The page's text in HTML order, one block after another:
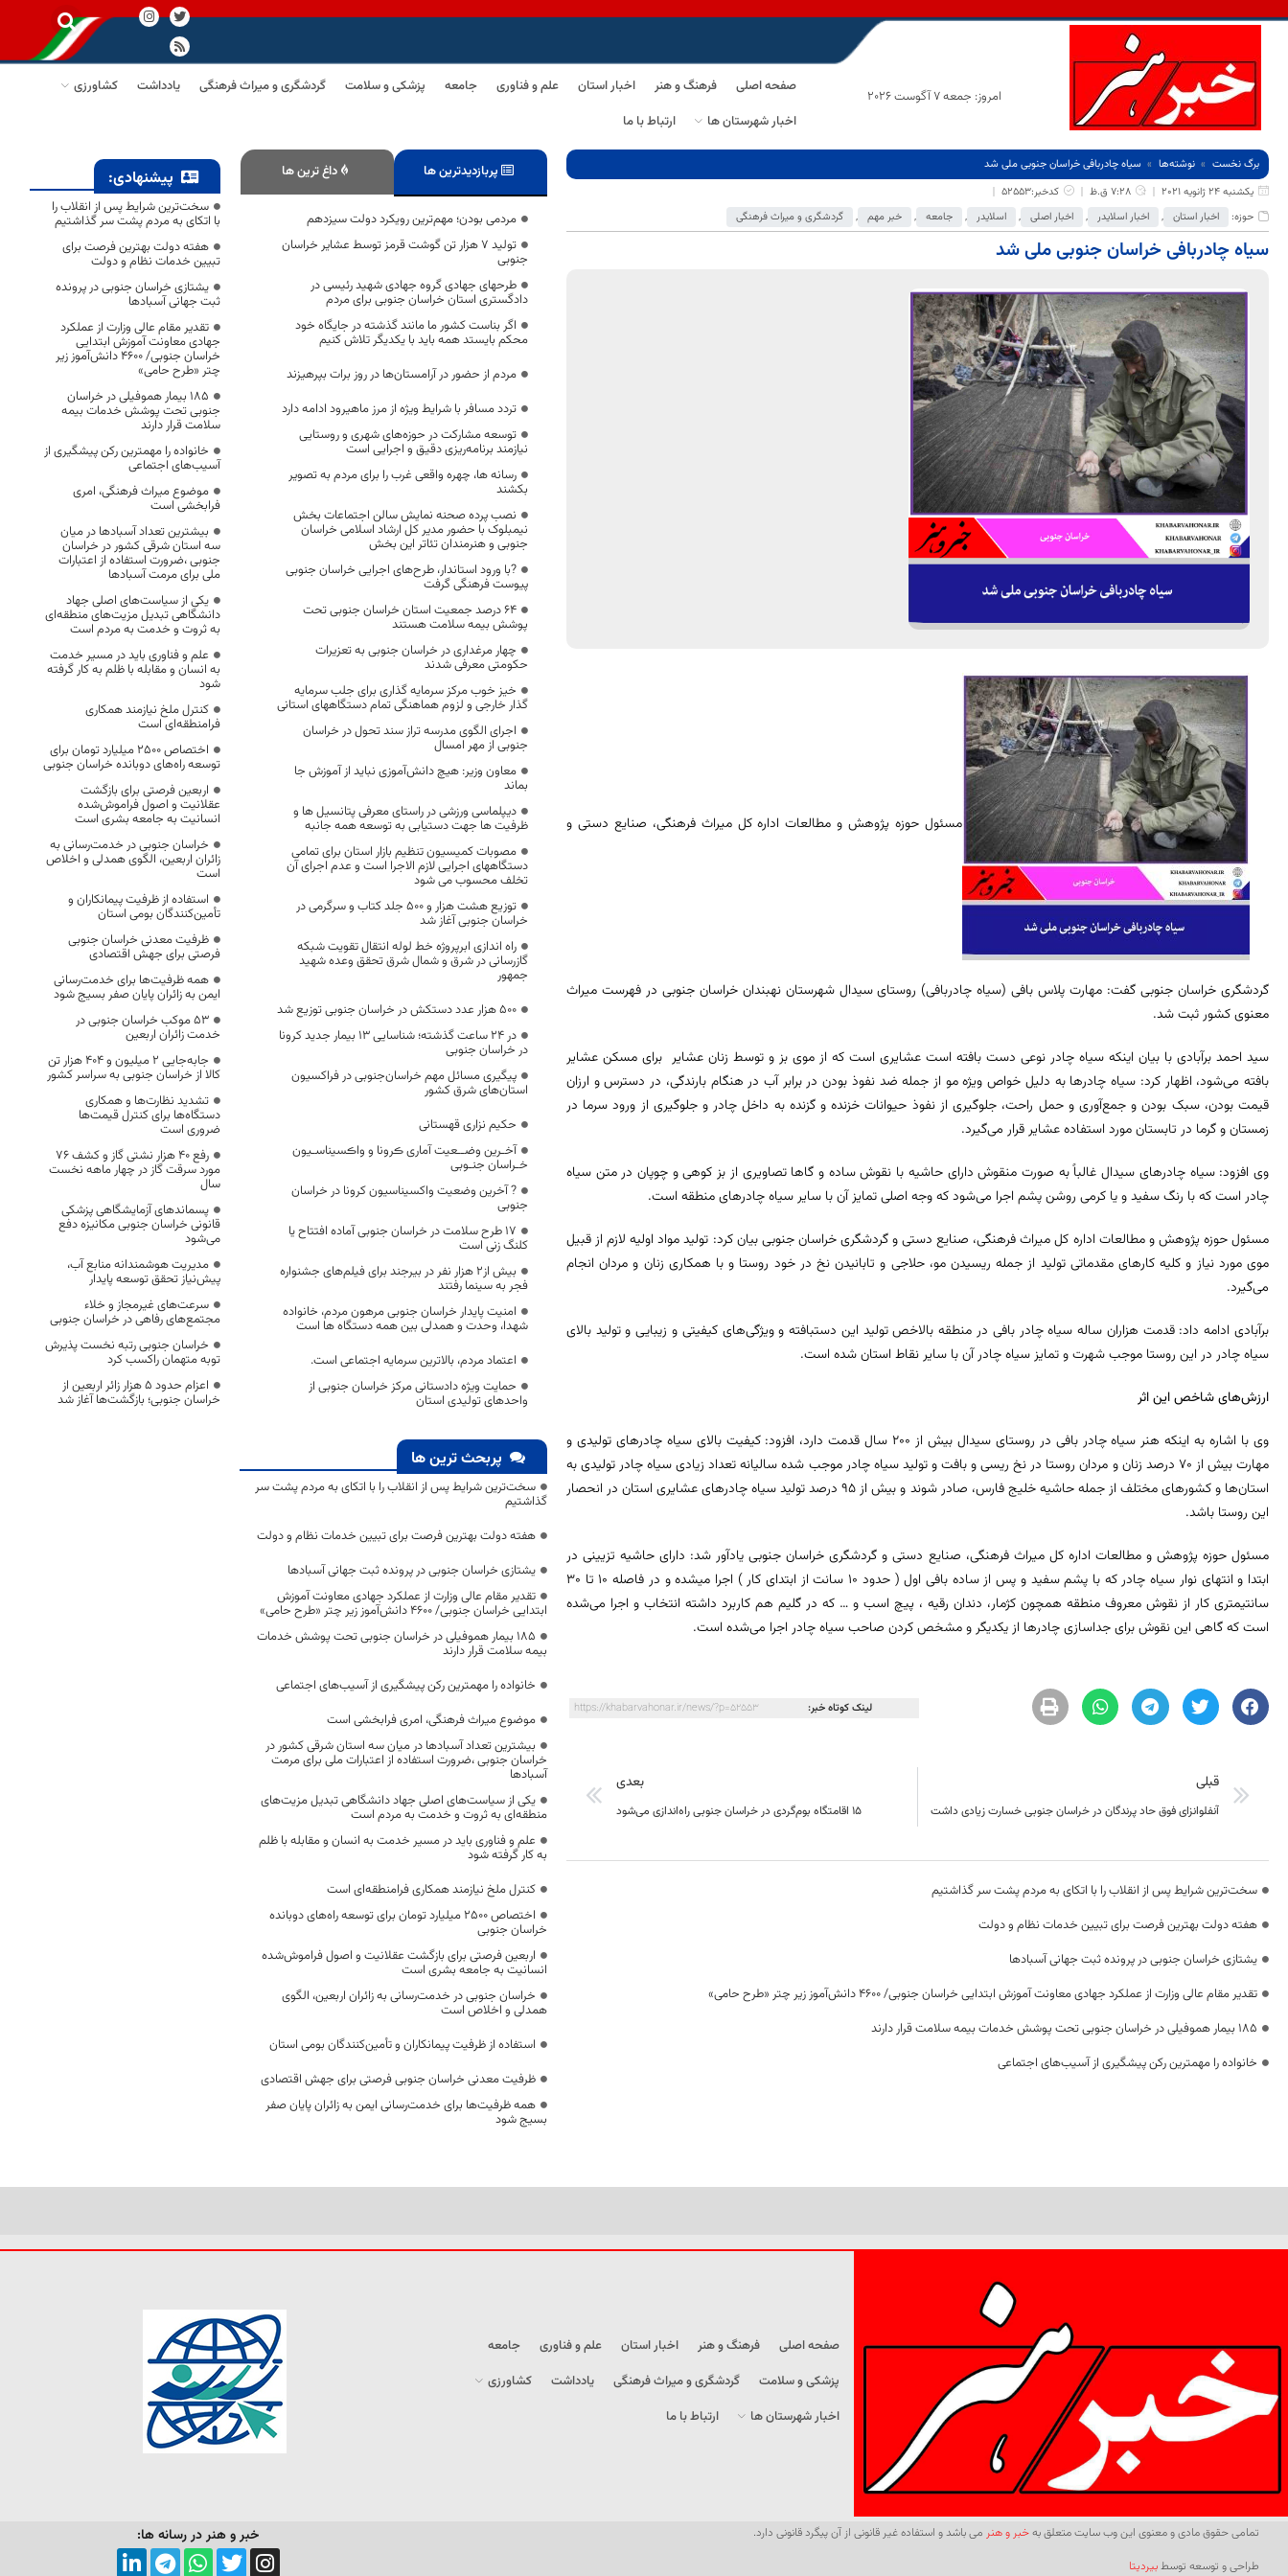
امروز: جمعه 7 آگوست 2026
صفحه اصلی فرهنگ و هنر اخبار استان علم و فناوری جامعه پزشکی و سلامت گردشگری و میراث فرهنگی یادداشت
کشاورزی
اخبار شهرستان ها
ارتباط با ما
برگ نخست نوشته‌ها
سیاه چادربافی خراسان جنوبی ملی شد
یکشنبه 24 ژانویه 2021
7:28 ق.ظ
کدخبر:52553
حوزه:
اخبار استان , اخبار اسلایدر , اخبار اصلی , اسلایدر , جامعه , خبر مهم , گردشگری و میراث فرهنگی
سیاه چادربافی خراسان جنوبی ملی شد
مسئول حوزه پژوهش و مطالعات اداره کل میراث فرهنگی، صنایع دستی و
گردشگری خراسان جنوبی گفت: مهارت پلاس بافی (سیاه چادربافی) روستای سیدال شهرستان نهبندان خراسان جنوبی در فهرست میراث
معنوی کشور ثبت شد.
سید احمد برآبادی با بیان اینکه سیاه چادر نوعی دست بافته است عشایری است که از موی بز و توسط زنان عشایر برای مسکن عشایر
بافته می‌شود، اظهار کرد: سیاه چادرها به دلیل خواص ویژه مو از جمله ضد نفوذ بودن در برابر آب در هنگام بارندگی، در دسترس و ارزان
قیمت بودن، سبک بودن و جمع‌آوری و حمل راحت، جلوگیری از نفوذ حیوانات خزنده و گزنده به داخل چادر و جلوگیری از ورود سرما در
زمستان و گرما در تابستان مورد استفاده عشایر قرار می‌گیرد.
وی افزود: سیاه چادرهای سیدال غالباً به صورت منقوش دارای حاشیه با نقوش ساده و گاها تصاویری از بز کوهی و چوپان در متن سیاه
چادر است که با رنگ سفید و یا کرمی روشن پشم اجرا می­‌شود که وجه اصلی تمایز آن با سایر سیاه چادرهای منطقه است.
مسئول حوزه پژوهش و مطالعات اداره کل میراث فرهنگی، صنایع دستی و گردشگری خراسان جنوبی بیان کرد: تولید مواد اولیه لازم از قبیل
موی مورد نیاز و کلیه کارهای مقدماتی تولید از جمله ریسیدن مو، حلاجی و تابانیدن نخ در خود روستا و با همکاری زنان و مردان انجام
می‌گیرد.
برآبادی ادامه داد: قدمت هزاران ساله سیاه چادر بافی در منطقه بالاخص تولید این دستبافته و ویژگی‌های کیفیتی و زیبایی و تولید بالای
سیاه چادر در این روستا موجب شهرت و تمایز سیاه چادر آن با سایر نقاط استان شده است.
ارزش‌های شاخص این اثر
وی با اشاره به اینکه هنر سیاه چادر بافی در روستای سیدال بیش از ۲۰۰ سال قدمت دارد، افزود: کیفیت بالای سیاه چادرهای تولیدی و
مهارت بیش از ۷۰ درصد زنان و مردان روستا در نخ ریسی و بافت و تولید سیاه چادر موجب شده سالیانه تعداد زیادی سیاه چادر تولیدی به
استان‌ها و کشورهای مختلف از جمله حاشیه خلیج فارس، صادر شوند و بیش از ۹۵ درصد تولید سیاه چادرهای عشایری استان در انحصار
این روستا باشد.
مسئول حوزه پژوهش و مطالعات اداره کل میراث فرهنگی، صنایع دستی و گردشگری خراسان جنوبی یادآور شد: دارای حاشیه تزیینی در
ابتدا و انتهای نوار سیاه چادر که با پشم سفید و پس از ساده بافی اول ( حدود ۱۰ سانت از ابتدای کار ) اجرا می­شده و در فاصله ۱۰ تا ۳۰
سانتیمتری کار از نقوش معروف منطقه همچون کژمار، دندان رقیه ، پیچ اسب و … که در گلیم هم کاربرد داشته انتخاب و اجرا می‌شده
است که گاهی این نقوش برای جداسازی چادرها از یکدیگر و مشخص کردن صاحب سیاه چادر اجرا می‌شده است.
لینک کوتاه خبر: https://khabarvahonar.ir/news/?p=52553
قبلی
آنفلوانزای فوق حاد پرندگان در خراسان جنوبی خسارت زیادی داشت
بعدی
۱۵ اقامتگاه بوم‌گردی در خراسان ‌جنوبی راه‌اندازی می‌شود
سخت‌ترین شرایط پس از انقلاب را با اتکای به مردم پشت سر گذاشتیم
هفته دولت بهترین فرصت برای تبیین خدمات نظام و دولت
یشتازی خراسان جنوبی در پرونده ثبت جهانی آسبادها
تقدیر مقام عالی وزارت از عملکرد جهادی معاونت آموزش ابتدایی خراسان جنوبی/ ۴۶۰۰ دانش‌آموز زیر چتر «طرح حامی»
۱۸۵ بیمار هموفیلی در خراسان جنوبی تحت پوشش خدمات بیمه سلامت قرار دارند
خانواده را مهمترین رکن پیشگیری از آسیب‌های اجتماعی
پربازدیدترین ها داغ ترین ها
مردمی بودن؛ مهم‌ترین رویکرد دولت سیزدهم
تولید 7 هزار تن گوشت قرمز توسط عشایر خراسان
جنوبی
طرحهای جهادی گروه جهادی شهید رئیسی در
دادگستری استان خراسان جنوبی برای مردم
اگر بناست کشور ما مانند گذشته در جایگاه خود
محکم بایستد همه باید با یکدیگر تلاش کنیم
مردم از حضور در آرامستان‌ها در روز برات بپرهیزند
تردد مسافر با شرایط ویژه از مرز ماهیرود ادامه دارد
توسعه مشارکت در حوزه‌های شهری و روستایی
نیازمند برنامه‌ریزی دقیق و اجرایی است
رسانه ها، چهره واقعی غرب را برای مردم به تصویر
بکشند
نصب پرده صحنه نمایش سالن اجتماعات بخش
نیمبلوک با حضور مدیر کل ارشاد اسلامی خراسان
جنوبی و هنرمندان تئاتر این بخش
?با ورود استاندار، طرح‌های اجرایی خراسان جنوبی
پیوست فرهنگی گرفت
۶۴ درصد جمعیت استان خراسان جنوبی تحت
پوشش بیمه سلامت هستند
چهار مرغداری در خراسان جنوبی به تعزیرات
حکومتی معرفی شدند
خیز خوب مرکز سرمایه گذاری برای جلب سرمایه
گذار خارجی و لزوم هماهنگی تمام دستگاههای استانی
اجرای الگوی مدرسه تراز سند تحول در خراسان
جنوبی از مهر امسال
معاون وزیر: هیچ دانش‌آموزی نباید از آموزش جا
بماند
دیپلماسی ورزشی در راستای معرفی پتانسیل ها و
ظرفیت ها جهت دستیابی به توسعه همه جانبه
مصوبات کمیسیون تنظیم بازار استان برای تمامی
دستگاههای اجرایی لازم الاجرا است و عدم اجرای آن
تخلف محسوب می شود
توزیع هشت هزار و ۵۰۰ جلد کتاب و سرگرمی در
خراسان جنوبی آغاز شد
راه اندازی ابرپروژه خط لوله انتقال تقویت شبکه
گازرسانی در شرق و شمال شرق تحقق وعده شهید
جمهور
۵۰۰ هزار عدد دستکش در خراسان جنوبی توزیع شد
در 24 ساعت گذشته؛ شناسایی 13 بیمار جدید کرونا
در خراسان جنوبی
پیگیری مسائل مهم خراسان‌جنوبی در فراکسیون
استان‌های شرق کشور
حکیم نزاری قهستانی
آخـرین وضــعیت آماری ڪرونا و واڪسیناسـیون
خـراسان جنـوبی
? آخرین وضعیت واکسیناسیون کرونا در خراسان
جنوبی
17 طرح سلامت در خراسان جنوبی آماده افتتاح یا
کلنگ زنی است
بیش از۲ هزار نفر در بیرجند برای فیلم‌های جشنواره
فجر به سینما رفتند
امنیت پایدار خراسان جنوبی مرهون مردم، خانواده
شهدا، وحدت و همدلی بین همه دستگاه ها است
اعتماد مردم، بالاترین سرمایه اجتماعی است.
حمایت ویژه دادستانی مرکز خراسان جنوبی از
واحدهای تولیدی استان
پربحث ترین ها
سخت‌ترین شرایط پس از انقلاب را با اتکای به مردم پشت سر
گذاشتیم
هفته دولت بهترین فرصت برای تبیین خدمات نظام و دولت
یشتازی خراسان جنوبی در پرونده ثبت جهانی آسبادها
تقدیر مقام عالی وزارت از عملکرد جهادی معاونت آموزش
ابتدایی خراسان جنوبی/ ۴۶۰۰ دانش‌آموز زیر چتر «طرح حامی»
۱۸۵ بیمار هموفیلی در خراسان جنوبی تحت پوشش خدمات
بیمه سلامت قرار دارند
خانواده را مهمترین رکن پیشگیری از آسیب‌های اجتماعی
موضوع میراث فرهنگی، امری فرابخشی است
بیشترین تعداد آسبادها در میان سه استان شرقی کشور در
خراسان جنوبی ،ضرورت استفاده از اعتبارات ملی برای مرمت
آسبادها
یکی از سیاست‌های اصلی جهاد دانشگاهی تبدیل مزیت‌های
منطقه‌ای به ثروت و خدمت به مردم است
علم و فناوری باید در مسیر خدمت به انسان و مقابله با ظلم
به کار گرفته شود
کنترل ملخ نیازمند همکاری فرامنطقه‌ای است
اختصاص 2500 میلیارد تومان برای توسعه راه‌های دوبانده
خراسان جنوبی
اربعین فرصتی برای بازگشت عقلانیت و اصول فراموش‌شده
انسانیت به جامعه بشری است
خراسان جنوبی در خدمت‌رسانی به زائران اربعین، الگوی
همدلی و اخلاص است
استفاده از ظرفیت پیمانکاران و تأمین‌کنندگان بومی استان
ظرفیت معدنی خراسان جنوبی فرصتی برای جهش اقتصادی
همه ظرفیت‌ها برای خدمت‌رسانی ایمن به زائران پایان صفر
بسیج شود
پیشنهادی:
سخت‌ترین شرایط پس از انقلاب را
با اتکای به مردم پشت سر گذاشتیم
هفته دولت بهترین فرصت برای
تبیین خدمات نظام و دولت
یشتازی خراسان جنوبی در پرونده
ثبت جهانی آسبادها
تقدیر مقام عالی وزارت از عملکرد
جهادی معاونت آموزش ابتدایی
خراسان جنوبی/ ۴۶۰۰ دانش‌آموز زیر
چتر «طرح حامی»
۱۸۵ بیمار هموفیلی در خراسان
جنوبی تحت پوشش خدمات بیمه
سلامت قرار دارند
خانواده را مهمترین رکن پیشگیری از
آسیب‌های اجتماعی
موضوع میراث فرهنگی، امری
فرابخشی است
بیشترین تعداد آسبادها در میان
سه استان شرقی کشور در خراسان
جنوبی ،ضرورت استفاده از اعتبارات
ملی برای مرمت آسبادها
یکی از سیاست‌های اصلی جهاد
دانشگاهی تبدیل مزیت‌های منطقه‌ای
به ثروت و خدمت به مردم است
علم و فناوری باید در مسیر خدمت
به انسان و مقابله با ظلم به کار گرفته
شود
کنترل ملخ نیازمند همکاری
فرامنطقه‌ای است
اختصاص 2500 میلیارد تومان برای
توسعه راه‌های دوبانده خراسان جنوبی
اربعین فرصتی برای بازگشت
عقلانیت و اصول فراموش‌شده
انسانیت به جامعه بشری است
خراسان جنوبی در خدمت‌رسانی به
زائران اربعین، الگوی همدلی و اخلاص
است
استفاده از ظرفیت پیمانکاران و
تأمین‌کنندگان بومی استان
ظرفیت معدنی خراسان جنوبی
فرصتی برای جهش اقتصادی
همه ظرفیت‌ها برای خدمت‌رسانی
ایمن به زائران پایان صفر بسیج شود
53 موکب خراسان جنوبی در
خدمت زائران اربعین
جابه‌جایی 2 میلیون و 404 هزار تن
کالا از خراسان جنوبی به سراسر کشور
تشدید نظارت‌ها و همکاری
دستگاه‌ها برای کنترل قیمت‌ها
ضروری است
رفع 40 هزار نشتی گاز و کشف 76
مورد سرقت گاز در چهار ماهه نخست
سال
پسماندهای آزمایشگاهی پزشکی
قانونی خراسان جنوبی مکانیزه دفع
می‌شود
مدیریت هوشمندانه منابع آب،
پیش‌نیاز تحقق توسعه پایدار
سرعت‌های غیرمجاز و خلاء
مجتمع‌های رفاهی در خراسان جنوبی
خراسان جنوبی رتبه نخست پذیرش
توبه متهمان راکسب کرد
اعزام حدود 5 هزار زائر اربعین از
خراسان جنوبی؛ بازگشت‌ها آغاز شد
صفحه اصلی فرهنگ و هنر اخبار استان علم و فناوری
جامعه
پزشکی و سلامت
گردشگری و میراث فرهنگی یادداشت
کشاورزی
اخبار شهرستان ها
ارتباط با ما
تمامی حقوق مادی و معنوی این وب سایت متعلق بهخبر و هنر می باشد و استفاده غیر قانونی از آن پیگرد قانونی دارد.
طراحی و توسعه توسطبیردیتا
خبر و هنر در رسانه ها: